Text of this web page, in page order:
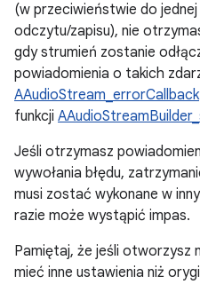
(w przeciwieństwie do
odczytu/zapisu), nie
gdy strumień zostanie
powiadomienia o takich
AAudioStream_errorCallback
funkcji
Jeśli otrzymasz
wywołania błędu,
musi zostać wykonane w
razie może wystąpić impas.
Pamiętaj, że jeśli otworzysz
mieć inne ustawienia niż